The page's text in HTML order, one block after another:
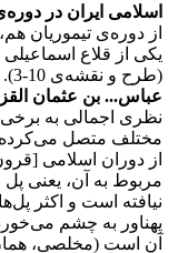
اسلامی ایران در
از دوره‌ی تیموریان
یکی از قلاع
(طرح و نقشه‌ی 10-3). بر اساس کتیبه‌ی آجری موجود، بانی پل
عباس... بن عثمان
نظری اجمالی به
مختلف متصل
از دوران اسلامی
مربوط به آن، یعنی
نیافته است و اکثر
پهناور به چشم